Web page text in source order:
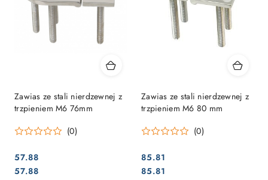
Zawias ze stali nierdzewnej z
trzpieniem M6 76mm
(0)
Cena:
57.88
Cena:
57.88
Zawias ze stali nierdzewnej z
trzpieniem M6 80 mm
(0)
Cena:
85.81
Cena:
85.81